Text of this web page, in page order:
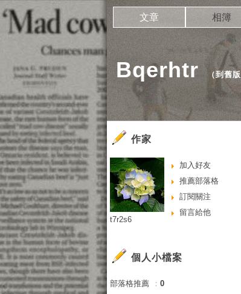
Bqerhtr （到舊版
文章 相簿
作家
加入好友
推薦部落格
訂閱關注
留言給他
t7r2s6
個人小檔案
部落格推薦 ： 0